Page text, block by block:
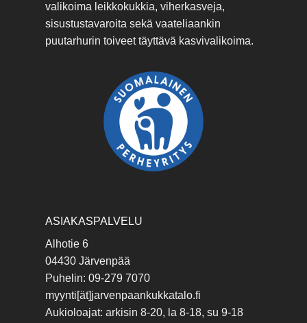
valikoima leikkokukkia, viherkasveja,
sisustustavaroita sekä vaateliaankin
puutarhurin toiveet täyttävä kasvivalikoima.
ASIAKASPALVELU
Alhotie 6
04430 Järvenpää
Puhelin: 09-279 7070
myynti[ät]jarvenpaankukkatalo.fi
Aukioloajat: arkisin 8-20, la 8-18, su 9-18